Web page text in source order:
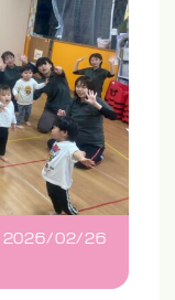
2026/02/26